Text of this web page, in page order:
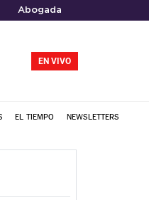
Abogada
EN VIVO
EL TIEMPO NEWSLETTERS